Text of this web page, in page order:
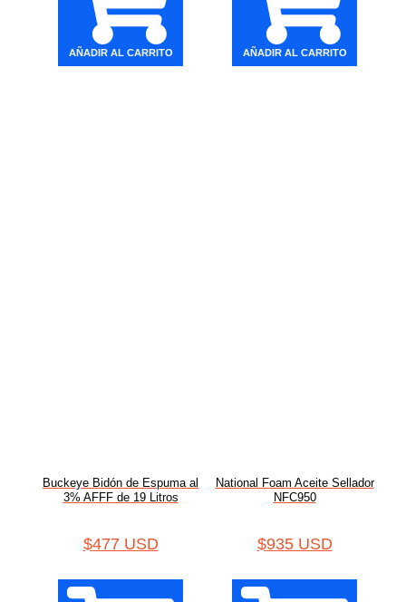
AÑADIR AL CARRITO AÑADIR AL CARRITO
Buckeye Bidón de Espuma al
3% AFFF de 19 Litros
$477 USD
National Foam Aceite Sellador
NFC950
$935 USD